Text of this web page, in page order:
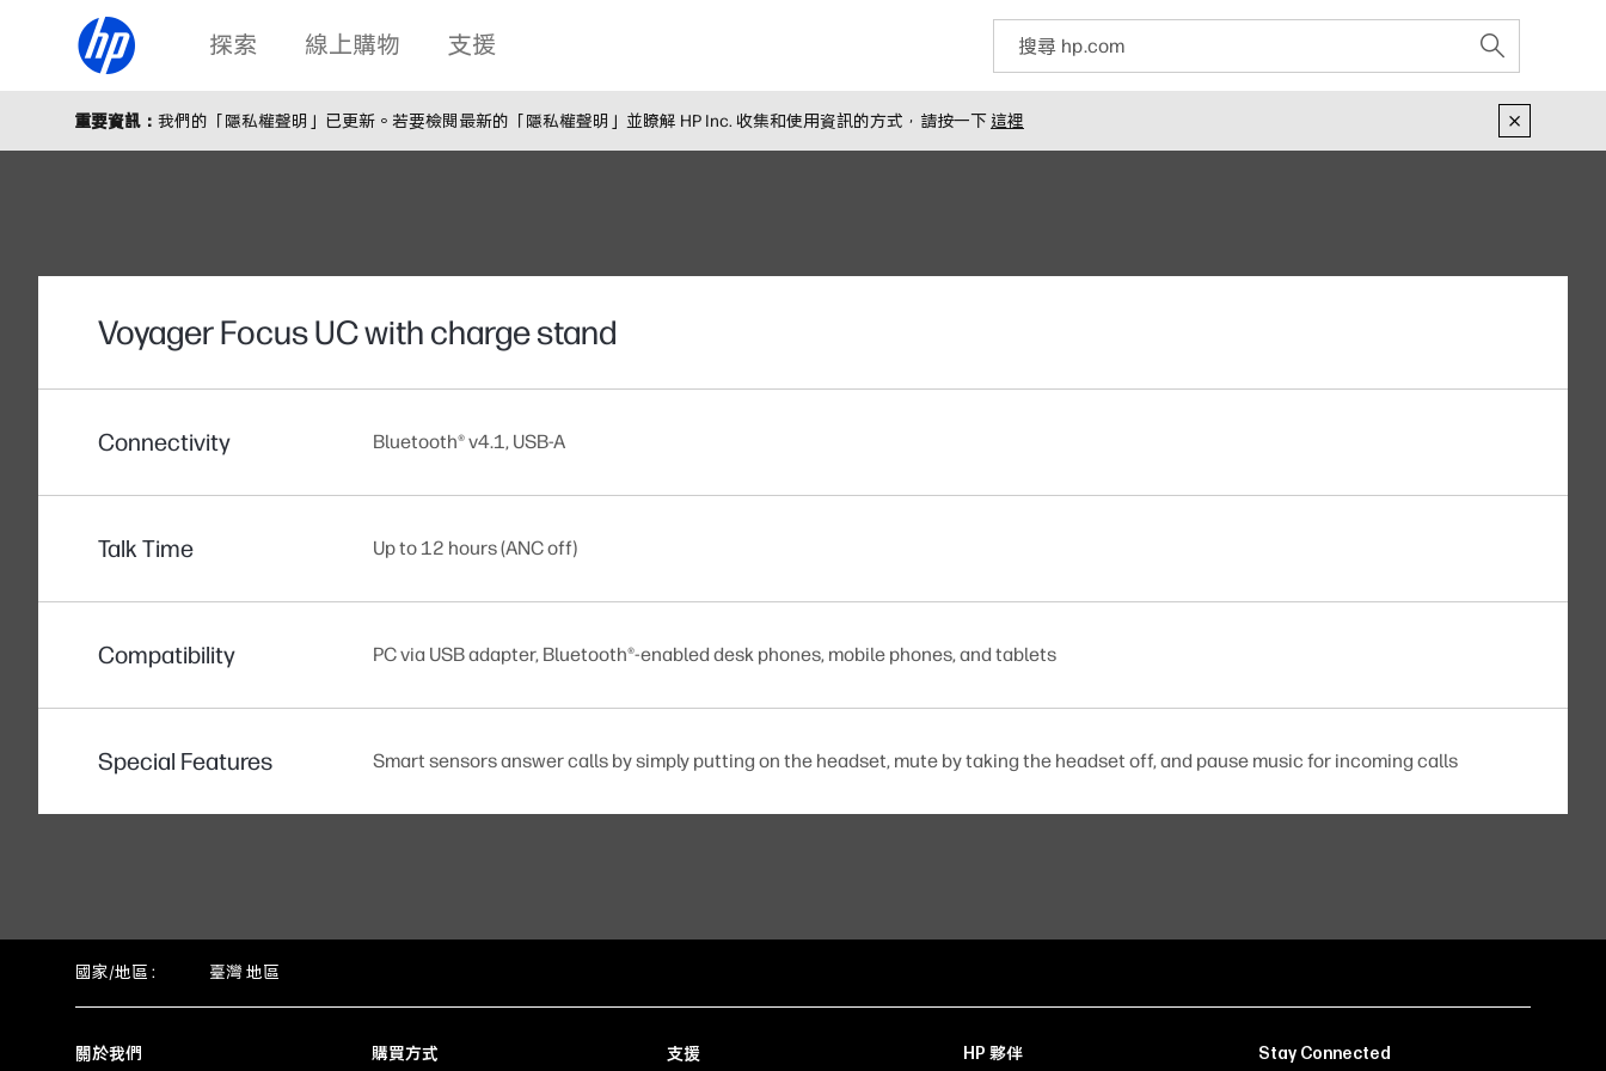
探索 線上購物 支援
重要資訊： 我們的「隱私權聲明」已更新。若要檢閱最新的「隱私權聲明」並瞭解 HP Inc. 收集和使用資訊的方式，請按一下 這裡
Voyager Focus UC with charge stand
Connectivity
Talk Time
Compatibility
Special Features
Bluetooth® v4.1, USB-A
Up to 12 hours (ANC off)
PC via USB adapter, Bluetooth®-enabled desk phones, mobile phones, and tablets
Smart sensors answer calls by simply putting on the headset, mute by taking the headset off, and pause music for incoming calls
國家/地區 : 臺灣 地區
關於我們 購買方式 支援 HP 夥伴 Stay Connected